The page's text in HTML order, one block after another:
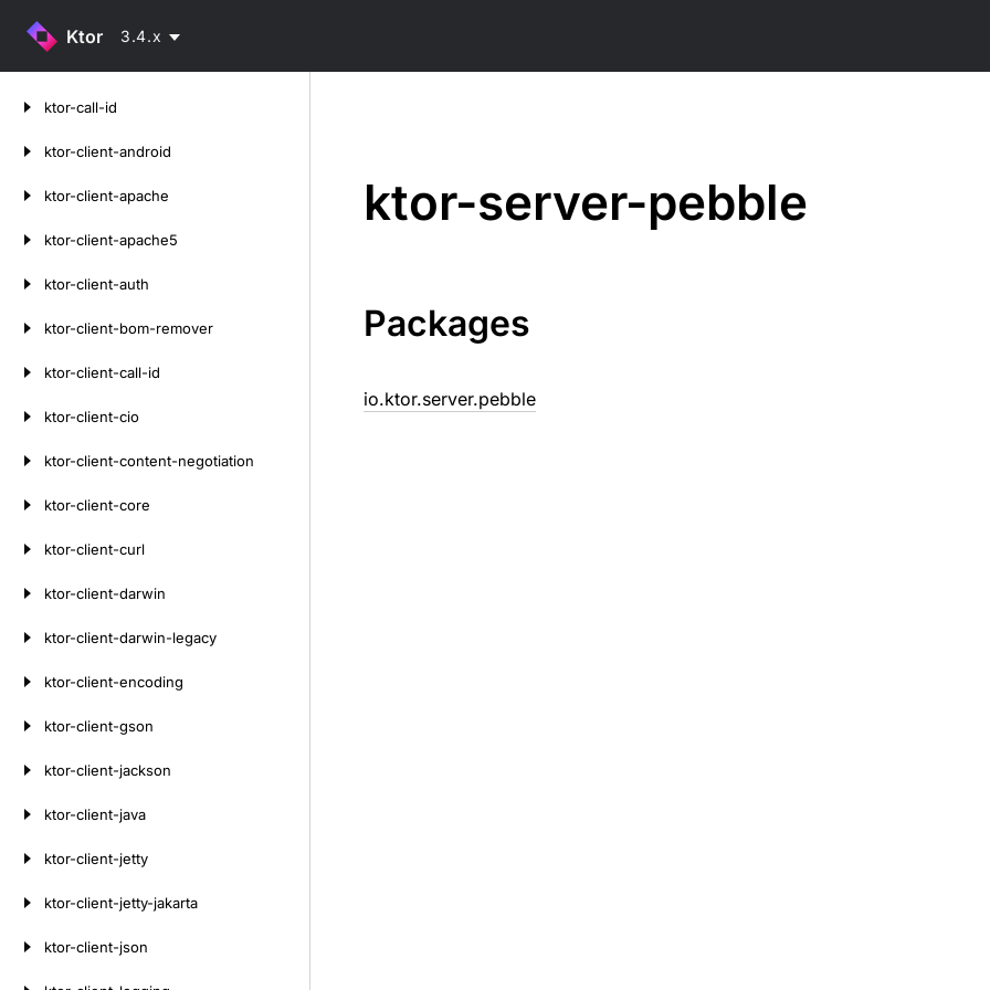
Ktor 3.4.x
ktor-call-id
ktor-client-android
ktor-client-apache
ktor-client-apache5
ktor-client-auth
ktor-client-bom-remover
ktor-client-call-id
ktor-client-cio
ktor-client-content-negotiation
ktor-client-core
ktor-client-curl
ktor-client-darwin
ktor-client-darwin-legacy
ktor-client-encoding
ktor-client-gson
ktor-client-jackson
ktor-client-java
ktor-client-jetty
ktor-client-jetty-jakarta
ktor-client-json
ktor-server-pebble
Packages
io.ktor.server.pebble